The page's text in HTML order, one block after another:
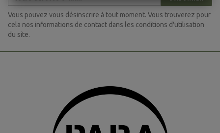
(14 avis)
Vous pouvez vous désinscrire à tout moment. Vous trouverez pour
cela nos informations de contact dans les conditions d'utilisation
du site.
J'AI COMPRIS